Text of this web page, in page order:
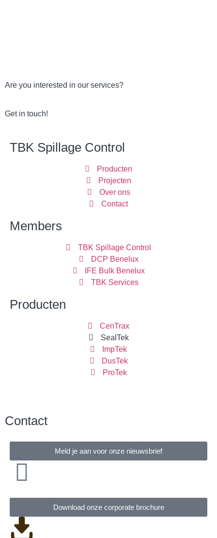
Are you interested in our services?
Get in touch!
TBK Spillage Control
Producten
Projecten
Over ons
Contact
Members
TBK Spillage Control
DCP Benelux
IFE Bulk Benelux
TBK Services
Producten
CenTrax
SealTek
ImpTek
DusTek
ProTek
Contact
Meld je aan voor onze nieuwsbrief
Download onze corporate brochure